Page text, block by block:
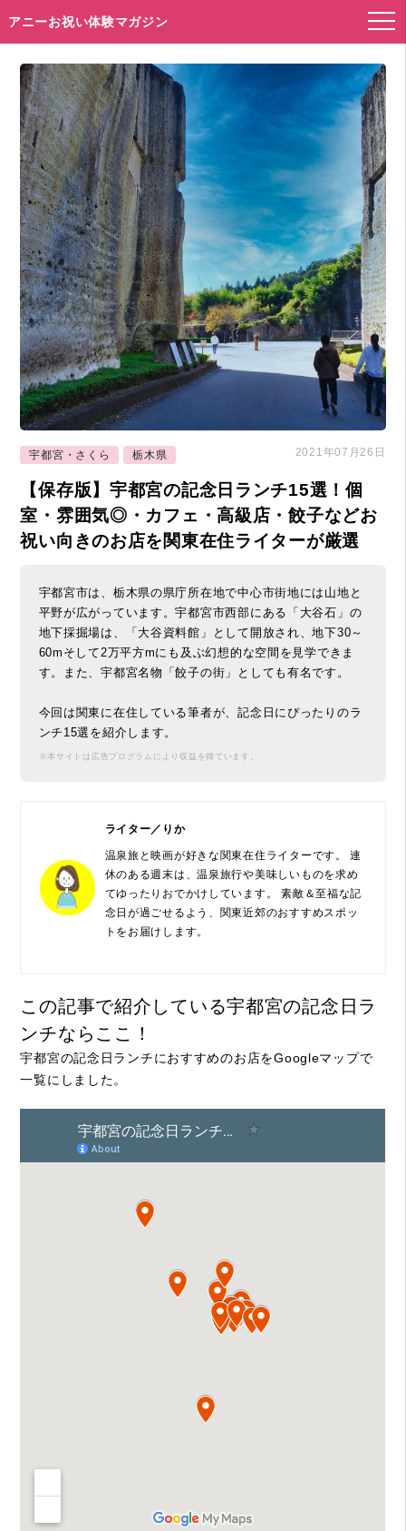
アニーお祝い体験マガジン
宇都宮・さくら 栃木県 2021年07月26日
【保存版】宇都宮の記念日ランチ15選！個
室・雰囲気◎・カフェ・高級店・餃子などお
祝い向きのお店を関東在住ライターが厳選
宇都宮市は、栃木県の県庁所在地で中心市街地には山地と
平野が広がっています。宇都宮市西部にある「大谷石」の
地下採掘場は、「大谷資料館」として開放され、地下30～
60mそして2万平方mにも及ぶ幻想的な空間を見学できま
す。また、宇都宮名物「餃子の街」としても有名です。
今回は関東に在住している筆者が、記念日にぴったりのラ
ンチ15選を紹介します。
※本サイトは広告プログラムにより収益を得ています。
ライター／りか
温泉旅と映画が好きな関東在住ライターです。 連
休のある週末は、温泉旅行や美味しいものを求め
てゆったりおでかけしています。 素敵＆至福な記
念日が過ごせるよう、関東近郊のおすすめスポッ
トをお届けします。
この記事で紹介している宇都宮の記念日ラ
ンチならここ！
宇都宮の記念日ランチにおすすめのお店をGoogleマップで
一覧にしました。